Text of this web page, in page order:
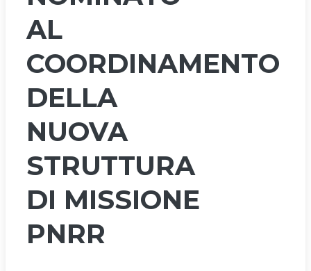
AL
COORDINAMENTO
DELLA
NUOVA
STRUTTURA
DI MISSIONE
PNRR